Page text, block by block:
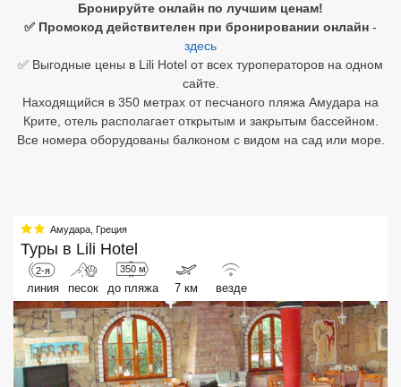
Бронируйте онлайн по лучшим ценам!
✅ Промокод действителен при бронировании онлайн -
здесь
✅ Выгодные цены в Lili Hotel от всех туроператоров на одном
сайте.
Находящийся в 350 метрах от песчаного пляжа Амудара на
Крите, отель располагает открытым и закрытым бассейном.
Все номера оборудованы балконом с видом на сад или море.
Амудара Греция
Туры в Lili Hotel
2-я
линия песок
350 м
до пляжа 7 км везде
Куба
Шри Ланка
Вьетнам
Хайнань
Северный Гоа
Южный Гоа
Занзибар